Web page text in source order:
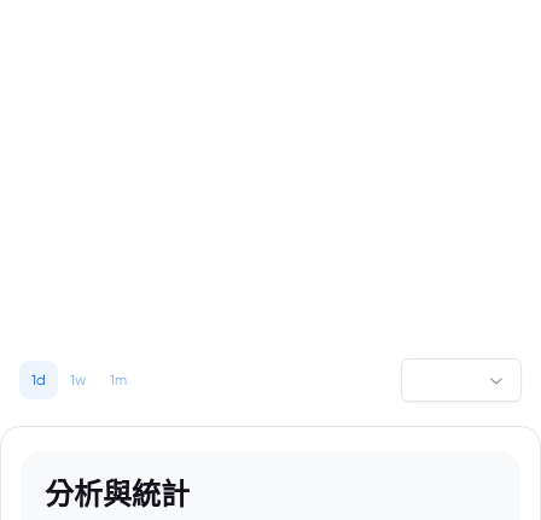
1d 1w 1m
分析與統計